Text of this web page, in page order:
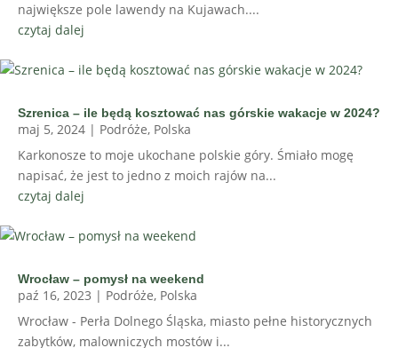
największe pole lawendy na Kujawach....
czytaj dalej
Szrenica – ile będą kosztować nas górskie wakacje w 2024?
maj 5, 2024 | Podróże, Polska
Karkonosze to moje ukochane polskie góry. Śmiało mogę
napisać, że jest to jedno z moich rajów na...
czytaj dalej
Wrocław – pomysł na weekend
paź 16, 2023 | Podróże, Polska
Wrocław - Perła Dolnego Śląska, miasto pełne historycznych
zabytków, malowniczych mostów i...